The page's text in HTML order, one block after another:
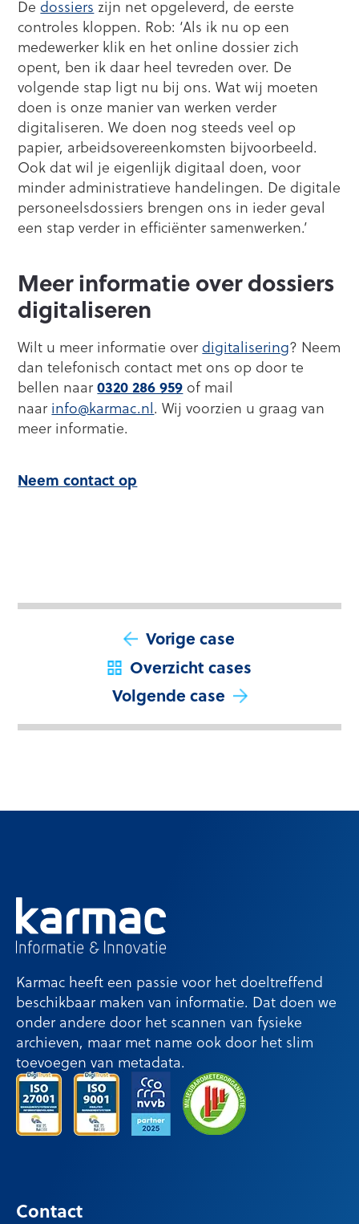
Dedossiers zijn net opgeleverd, de eerste
controles kloppen. Rob: ‘Als ik nu op een
medewerker klik en het online dossier zich
opent, ben ik daar heel tevreden over. De
volgende stap ligt nu bij ons. Wat wij moeten
doen is onze manier van werken verder
digitaliseren. We doen nog steeds veel op
papier, arbeidsovereenkomsten bijvoorbeeld.
Ook dat wil je eigenlijk digitaal doen, voor
minder administratieve handelingen. De digitale
personeelsdossiers brengen ons in ieder geval
een stap verder in efficiënter samenwerken.’
Meer informatie over dossiers
digitaliseren
Wilt u meer informatie overdigitalisering? Neem
dan telefonisch contact met ons op door te
bellen naar0320 286 959 of mail
naar info@karmac.nl. Wij voorzien u graag van
meer informatie.
Neem contact op
Vorige case
Overzicht cases
Volgende case
Karmac heeft een passie voor het doeltreffend
beschikbaar maken van informatie. Dat doen we
onder andere door het scannen van fysieke
archieven, maar met name ook door het slim
toevoegen van metadata.
Contact